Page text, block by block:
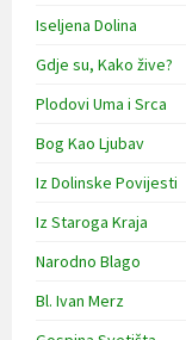
Iseljena Dolina
Gdje su, Kako žive?
Plodovi Uma i Srca
Bog Kao Ljubav
Iz Dolinske Povijesti
Iz Staroga Kraja
Narodno Blago
Bl. Ivan Merz